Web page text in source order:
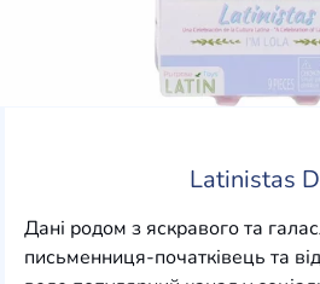
Latinistas
Дані родом з яскравого та
письменниця-початківець та